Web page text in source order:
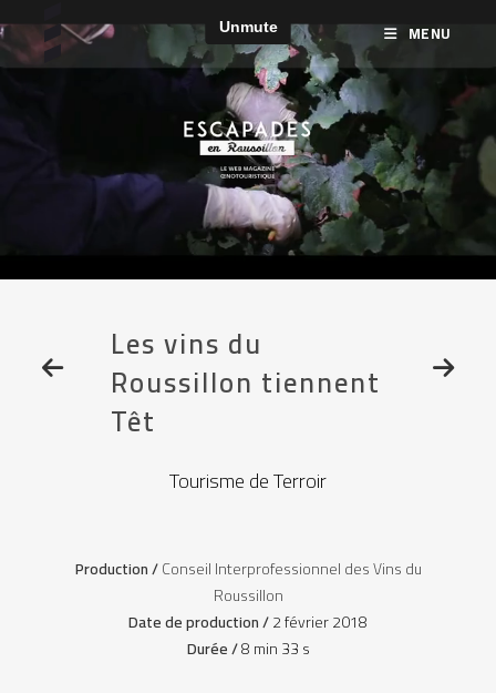
MENU
Les vins du
Roussillon tiennent
Têt
Tourisme de Terroir
Production /Conseil Interprofessionnel des Vins du
Roussillon
Date de production /2 février 2018
Durée /8 min 33 s